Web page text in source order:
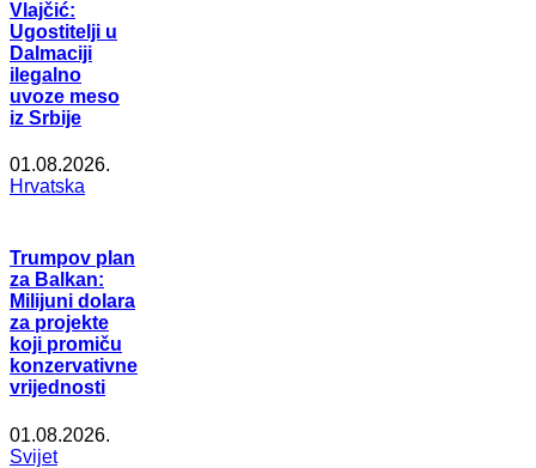
Vlajčić:
Ugostitelji u
Dalmaciji
ilegalno
uvoze meso
iz Srbije
01.08.2026.
Hrvatska
Trumpov plan
za Balkan:
Milijuni dolara
za projekte
koji promiču
konzervativne
vrijednosti
01.08.2026.
Svijet